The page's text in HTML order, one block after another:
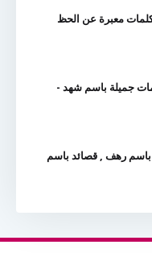
معبرة عن الحظ
جميلة باسم شهد -
رهف , قصائد باسم